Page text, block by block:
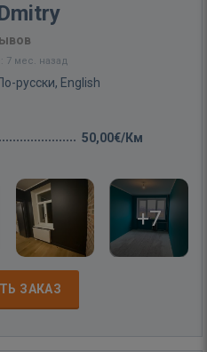
7 мес. назад
русски, English
50,00€/Км
+7
ЗАКАЗ